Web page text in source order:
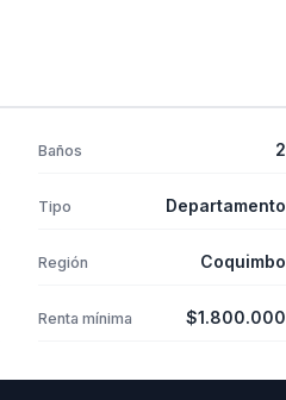
Baños 2
Tipo Departamento
Región Coquimbo
Renta mínima $1.800.000